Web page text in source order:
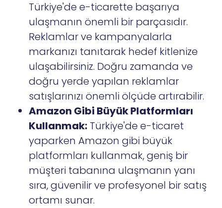
Türkiye'de e-ticarette başarıya
ulaşmanın önemli bir parçasıdır.
Reklamlar ve kampanyalarla
markanızı tanıtarak hedef kitlenize
ulaşabilirsiniz. Doğru zamanda ve
doğru yerde yapılan reklamlar
satışlarınızı önemli ölçüde artırabilir.
Amazon Gibi Büyük Platformları
Kullanmak: Türkiye'de e-ticaret
yaparken Amazon gibi büyük
platformları kullanmak, geniş bir
müşteri tabanına ulaşmanın yanı
sıra, güvenilir ve profesyonel bir satış
ortamı sunar.